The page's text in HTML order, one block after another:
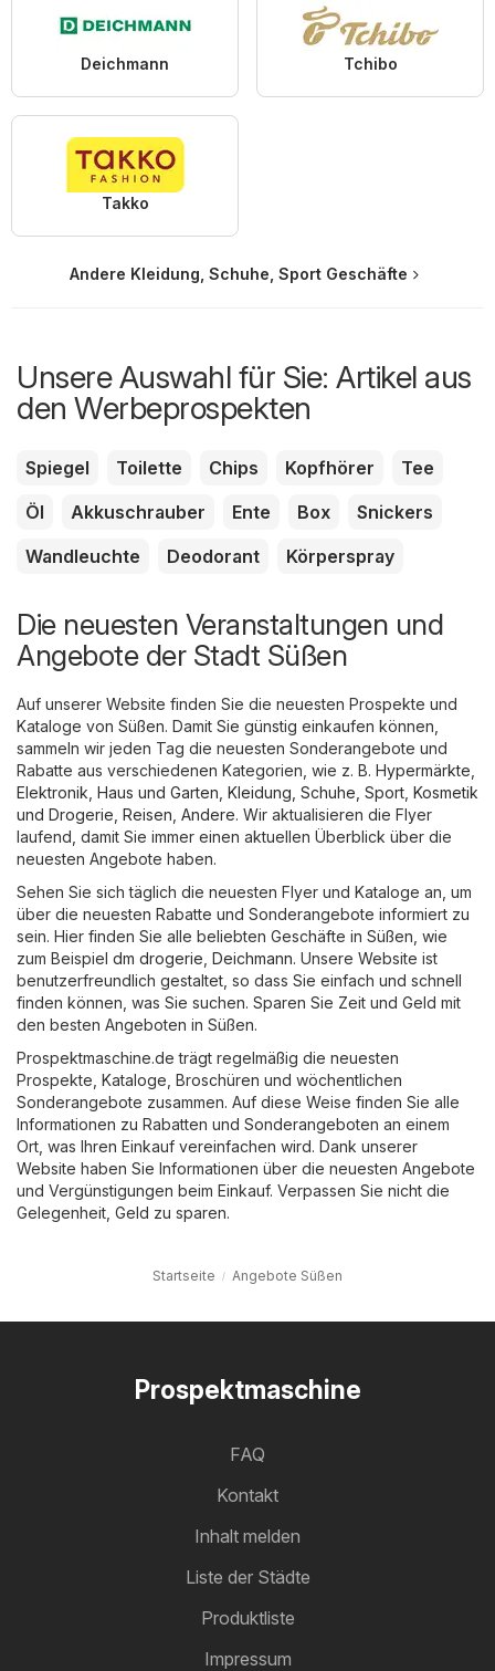
Deichmann Tchibo
Takko
Andere Kleidung, Schuhe, Sport Geschäfte
Unsere Auswahl für Sie: Artikel aus
den Werbeprospekten
Spiegel Toilette Chips Kopfhörer
Tee
Öl
Akkuschrauber Ente Box
Snickers
Wandleuchte
Deodorant Körperspray
Die neuesten Veranstaltungen und
Angebote der Stadt Süßen
Auf unserer Website finden Sie die neuesten Prospekte und
Kataloge von Süßen. Damit Sie günstig einkaufen können,
sammeln wir jeden Tag die neuesten Sonderangebote und
Rabatte aus verschiedenen Kategorien, wie z. B. Hypermärkte
Elektronik Haus und Garten Kleidung, Schuhe, Sport Kosmetik
und Drogerie Reisen Andere. Wir aktualisieren die Flyer
laufend, damit Sie immer einen aktuellen Überblick über die
neuesten Angebote haben.
Sehen Sie sich täglich die neuesten Flyer und Kataloge an, um
über die neuesten Rabatte und Sonderangebote informiert zu
sein. Hier finden Sie alle beliebten Geschäfte in Süßen, wie
zum Beispiel dm drogerie Deichmann. Unsere Website ist
benutzerfreundlich gestaltet, so dass Sie einfach und schnell
finden können, was Sie suchen. Sparen Sie Zeit und Geld mit
den besten Angeboten in Süßen.
Prospektmaschine.de trägt regelmäßig die neuesten
Prospekte, Kataloge, Broschüren und wöchentlichen
Sonderangebote zusammen. Auf diese Weise finden Sie alle
Informationen zu Rabatten und Sonderangeboten an einem
Ort, was Ihren Einkauf vereinfachen wird. Dank unserer
Website haben Sie Informationen über die neuesten Angebote
und Vergünstigungen beim Einkauf. Verpassen Sie nicht die
Gelegenheit, Geld zu sparen.
Startseite Angebote Süßen
Prospektmaschine
FAQ
Kontakt
Inhalt melden
Liste der Städte
Produktliste
Impressum